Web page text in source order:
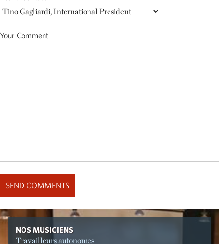
Your Comment
NOS MUSICIENS
Travailleurs autonomes